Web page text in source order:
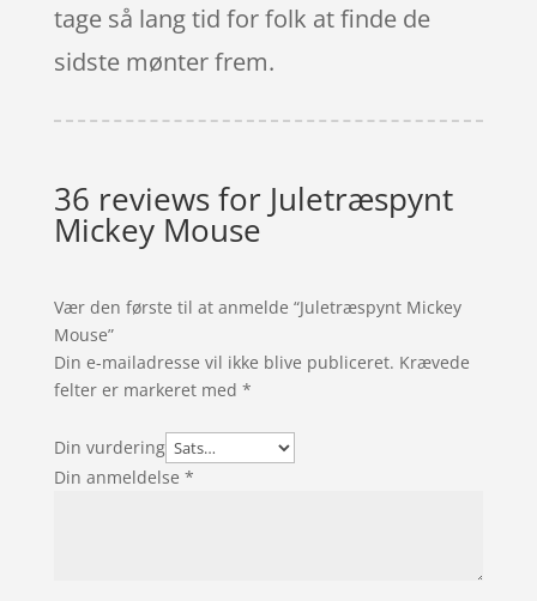
tage så lang tid for folk at finde de
sidste mønter frem.
36 reviews for Juletræspynt
Mickey Mouse
Vær den første til at anmelde “Juletræspynt Mickey
Mouse”
Din e-mailadresse vil ikke blive publiceret. Krævede
felter er markeret med *
Din vurdering
Din anmeldelse *